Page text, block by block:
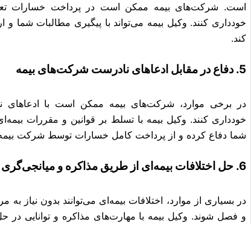
است. شرکت‌های بیمه ممکن است در پرداخت خسارات تعلل
خودداری کنند. وکیل بیمه می‌تواند با پیگیری مطالبات شما
کند.
5. دفاع در مقابل ادعاهای نادرست شرکت‌های بیمه
در برخی موارد، شرکت‌های بیمه ممکن است با ادعاهای
خودداری کنند. وکیل بیمه با تسلط بر قوانین و مقررات
شما دفاع کرده و از پرداخت کامل خسارات توسط شرکت
6. حل اختلافات بیمه‌ای از طریق مذاکره و میانجی‌گری
در بسیاری از موارد، اختلافات بیمه‌ای می‌توانند بدون نیاز
و فصل شوند. وکیل بیمه با مهارت‌های مذاکره و توانایی در